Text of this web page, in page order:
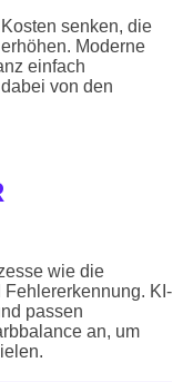
senken, die
Moderne
einfach
von den
wie die
KI-
passen
an, um